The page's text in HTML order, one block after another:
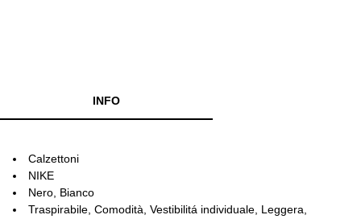
INFO
Calzettoni
NIKE
Nero, Bianco
Traspirabile, Comodità, Vestibilitá individuale, Leggera,